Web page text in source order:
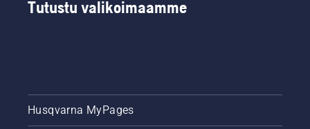
Tutustu valikoimaamme
Husqvarna MyPages